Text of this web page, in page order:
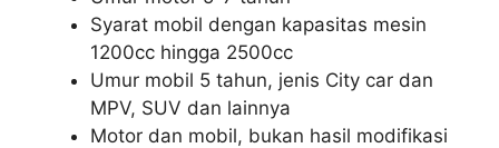
Syarat mobil dengan kapasitas mesin
1200cc hingga 2500cc
Umur mobil 5 tahun, jenis City car dan
MPV, SUV dan lainnya
Motor dan mobil, bukan hasil modifikasi